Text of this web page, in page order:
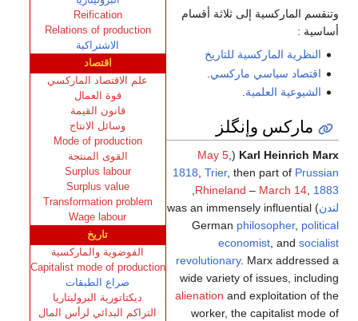
Reification
Relations of production
الاشتراكية
اقتصاد
علم الاقتصاد الماركسي
قوة العمال
قانون القيمة
وسائل الانتاج
Mode of production
القوى المنتجة
Surplus labour
Surplus value
Transformation problem
Wage labour
تاريخ
الفوضوية والماركسية
Capitalist mode of production
صراع الطبقات
ديكتاتورية البروليتاريا
التراكم البدائي لرأس المال
وتنقسم الماركسية إلى ثلاثة أقسام
أساسية :
النظرية الماركسية للتاريخ
اقتصاد سياسي ماركسي
الشيوعية العلمية
ماركس وإنگلز
Karl Heinrich Marx
(
May 5,
1818, Trier, then part of Prussian
Rhineland – March 14, 1883
,
لندن
) was an immensely influential
German philosopher, political
economist, and socialist
revolutionary. Marx addressed a
wide variety of issues, including
alienation and exploitation of the
worker, the capitalist mode of